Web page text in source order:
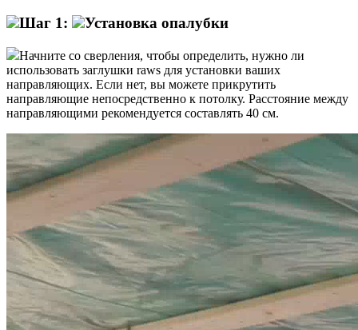
Шаг 1: Установка опалубки
Начните со сверления, чтобы определить, нужно ли
использовать заглушки raws для установки ваших
направляющих. Если нет, вы можете прикрутить
направляющие непосредственно к потолку. Расстояние между
направляющими рекомендуется составлять 40 см.